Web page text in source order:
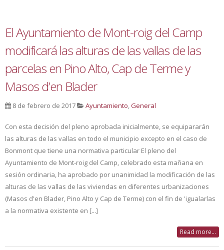
El Ayuntamiento de Mont-roig del Camp
modificará las alturas de las vallas de las
parcelas en Pino Alto, Cap de Terme y
Masos d’en Blader
8 de febrero de 2017 Ayuntamiento,General
Con esta decisión del pleno aprobada inicialmente, se equipararán
las alturas de las vallas en todo el municipio excepto en el caso de
Bonmont que tiene una normativa particular El pleno del
Ayuntamiento de Mont-roig del Camp, celebrado esta mañana en
sesión ordinaria, ha aprobado por unanimidad la modificación de las
alturas de las vallas de las viviendas en diferentes urbanizaciones
(Masos d'en Blader, Pino Alto y Cap de Terme) con el fin de 'igualarlas
a la normativa existente en [...]
Read more...